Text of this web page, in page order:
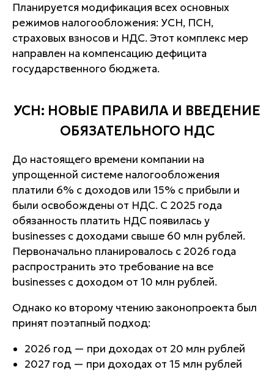
Планируется модификация всех основных
режимов налогообложения: УСН, ПСН,
страховых взносов и НДС. Этот комплекс мер
направлен на компенсацию дефицита
государственного бюджета.
УСН: НОВЫЕ ПРАВИЛА И ВВЕДЕНИЕ
ОБЯЗАТЕЛЬНОГО НДС
До настоящего времени компании на
упрощенной системе налогообложения
платили 6% с доходов или 15% с прибыли и
были освобождены от НДС. С 2025 года
обязанность платить НДС появилась у
businesses с доходами свыше 60 млн рублей.
Первоначально планировалось с 2026 года
распространить это требование на все
businesses с доходом от 10 млн рублей.
Однако ко второму чтению законопроекта был
принят поэтапный подход:
2026 год — при доходах от 20 млн рублей
2027 год — при доходах от 15 млн рублей